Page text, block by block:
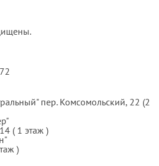
пер. Комсомольский, 22 (2
( 1 этаж )
)